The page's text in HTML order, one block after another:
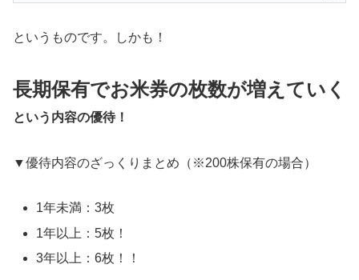
というものです。しかも！
長期保有でお米券の枚数が増えていく
という内容の優待！
▼優待内容のざっくりまとめ（※200株保有の場合）
1年未満：3枚
1年以上：5枚！
3年以上：6枚！！